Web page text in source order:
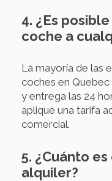
4. ¿Es
coche a
La mayoría de las
coches en
y entrega las 24
aplique una tarifa
comercial.
5. ¿Cuánto
alquiler?